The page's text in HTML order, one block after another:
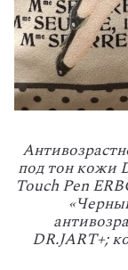
под тон кожи
Touch Pen
DR.JART+;